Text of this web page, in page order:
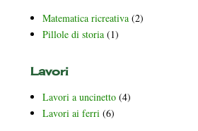
Matematica ricreativa (2)
Pillole di storia (1)
Lavori
Lavori a uncinetto (4)
Lavori ai ferri (6)